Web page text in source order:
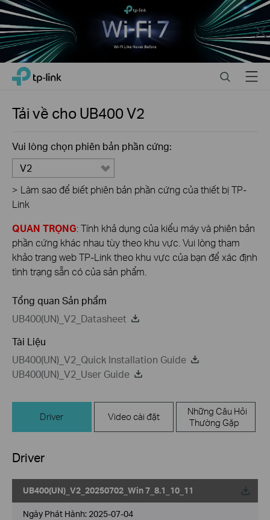
Close
Click
the
navigation
TP-Link, Reliably Smart SearchMenu
Tải về choUB400V2
Vui lòng chọn phiên bản phần cứng:
V2
> Làm sao để biết phiên bản phần cứng của thiết bị TP-
Link
QUAN TRỌNG: Tính khả dụng của kiểu máy và phiên bản
phần cứng khác nhau tùy theo khu vực. Vui lòng tham
khảo trang web TP-Link theo khu vực của bạn để xác định
tình trạng sẵn có của sản phẩm.
Tổng quan Sản phẩm
UB400(UN)_V2_Datasheet
Tài Liệu
UB400(UN)_V2_Quick Installation Guide
UB400(UN)_V2_User Guide
Driver Video cài đặt
Những Câu Hỏi
Thường Gặp
Driver
UB400(UN)_V2_20250702_Win 7_8.1_10_11
Về
Ngày Phát Hành: 2025-07-04